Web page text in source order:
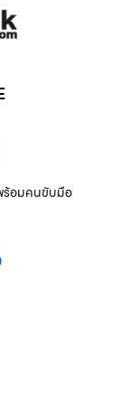
ร้อมคนขับมือ